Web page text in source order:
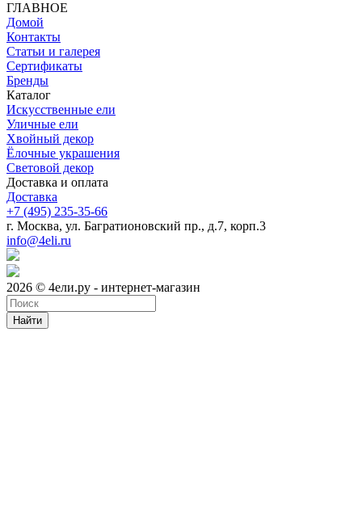
ГЛАВНОЕ
Домой
Контакты
Статьи и галерея
Сертификаты
Бренды
Каталог
Искусственные ели
Уличные ели
Хвойный декор
Ёлочные украшения
Световой декор
Доставка и оплата
Доставка
+7 (495) 235-35-66
г. Москва, ул. Багратионовский пр., д.7, корп.3
info@4eli.ru
2026 © 4ели.ру - интернет-магазин
Найти